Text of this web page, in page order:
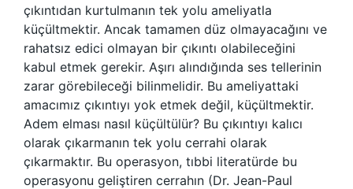
çıkıntıdan kurtulmanın tek yolu ameliyatla
küçültmektir. Ancak tamamen düz olmayacağını ve
rahatsız edici olmayan bir çıkıntı olabileceğini
kabul etmek gerekir. Aşırı alındığında ses tellerinin
zarar görebileceği bilinmelidir. Bu ameliyattaki
amacımız çıkıntıyı yok etmek değil, küçültmektir.
Adem elması nasıl küçültülür? Bu çıkıntıyı kalıcı
olarak çıkarmanın tek yolu cerrahi olarak
çıkarmaktır. Bu operasyon, tıbbi literatürde bu
operasyonu geliştiren cerrahın (Dr. Jean-Paul